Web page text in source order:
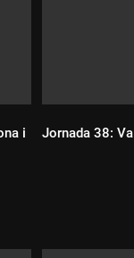
i
Jornada 38: